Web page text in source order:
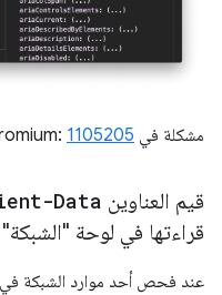
مشكلة في Chromium: 1105205
قيم العناوين Data
قراءتها في لوحة "الشبكة"
عند فحص أحد موارد الشبكة